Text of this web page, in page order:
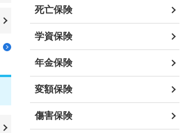
死亡保険
学資保険
年金保険
変額保険
傷害保険